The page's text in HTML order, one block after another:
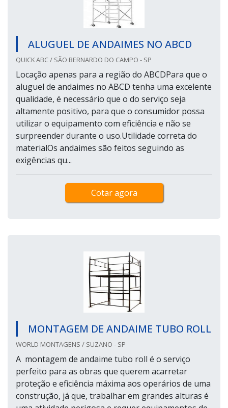
ALUGUEL DE ANDAIMES NO ABCD
QUICK ABC / SÃO BERNARDO DO CAMPO - SP
Locação apenas para a região do ABCDPara que o
aluguel de andaimes no ABCD tenha uma excelente
qualidade, é necessário que o do serviço seja
altamente positivo, para que o consumidor possa
utilizar o equipamento com eficiência e não se
surpreender durante o uso.Utilidade correta do
materialOs andaimes são feitos seguindo as
exigências qu...
Cotar agora
MONTAGEM DE ANDAIME TUBO ROLL
WORLD MONTAGENS / SUZANO - SP
A montagem de andaime tubo roll é o serviço
perfeito para as obras que querem acarretar
proteção e eficiência máxima aos operários de uma
construção, já que, trabalhar em grandes alturas é